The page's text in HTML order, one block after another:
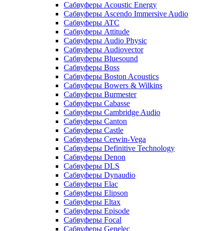
Сабвуферы Acoustic Energy
Сабвуферы Ascendo Immersive Audio
Сабвуферы ATC
Сабвуферы Attitude
Сабвуферы Audio Physic
Сабвуферы Audiovector
Сабвуферы Bluesound
Сабвуферы Boss
Сабвуферы Boston Acoustics
Сабвуферы Bowers & Wilkins
Сабвуферы Burmester
Сабвуферы Cabasse
Сабвуферы Cambridge Audio
Сабвуферы Canton
Сабвуферы Castle
Сабвуферы Cerwin-Vega
Сабвуферы Definitive Technology
Сабвуферы Denon
Сабвуферы DLS
Сабвуферы Dynaudio
Сабвуферы Elac
Сабвуферы Elipson
Сабвуферы Eltax
Сабвуферы Episode
Сабвуферы Focal
Сабвуферы Genelec